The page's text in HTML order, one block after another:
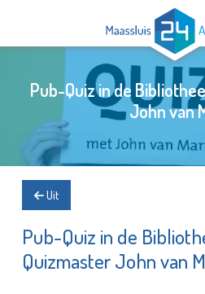
Pub-Quiz in de
John van
Uit
Pub-Quiz in de
Quizmaster John van